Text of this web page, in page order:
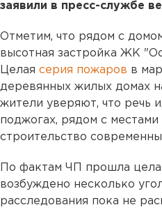
заявили в пресс-службе
Отметим, что рядом с
высотная застройка ЖК
Целая серия пожаров в
деревянных жилых домах
жители уверяют, что речь
поджогах, рядом с
строительство
По фактам ЧП прошла
возбуждено несколько
расследования пока не